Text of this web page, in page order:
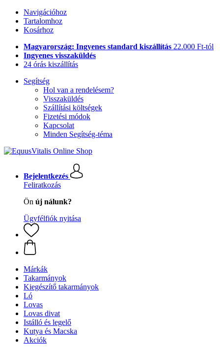
Navigációhoz
Tartalomhoz
Kosárhoz
Magyarország: Ingyenes standard kiszállítás 22.000 Ft-tól
Ingyenes visszaküldés
24 órás kiszállítás
Segítség
Hol van a rendelésem?
Visszaküldés
Szállítási költségek
Fizetési módok
Kapcsolat
Minden Segítség-téma
Bejelentkezés
Feliratkozás
Ön új nálunk?
Ügyfélfiók nyitása
Márkák
Takarmányok
Kiegészítő takarmányok
Ló
Lovas
Lovas divat
Istálló és legelő
Kutya és Macska
Akciók